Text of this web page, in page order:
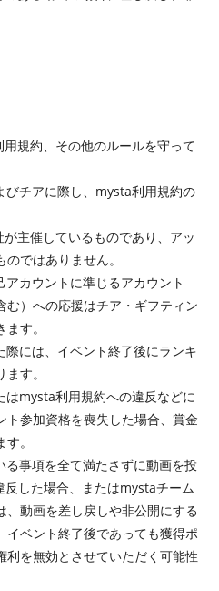
規約、その他のルールを守って
びチアに際し、mysta利用規約の
主催しているものであり、アッ
ではありません。
カウントに準じるアカウント
む）への応援はチア・ギフティン
す。
には、イベント終了後にランキ
す。
はmysta利用規約への違反などに
ト参加資格を喪失した場合、賞金
。
る事項を全て満たさずに動画を投
した場合、またはmystaチーム
動画を差し戻しや非公開にする
イベント終了後であっても獲得ポ
利を無効とさせていただく可能性